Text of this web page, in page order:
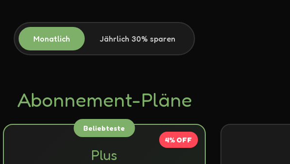
Monatlich Jährlich 30% sparen
Abonnement-Pläne
4% OFF
Beliebteste
Plus